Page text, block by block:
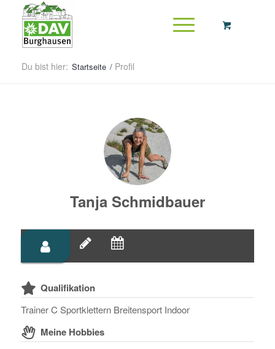
Du bist hier: Startseite / Profil
Tanja Schmidbauer
Qualifikation
Trainer C Sportklettern Breitensport Indoor
Meine Hobbies